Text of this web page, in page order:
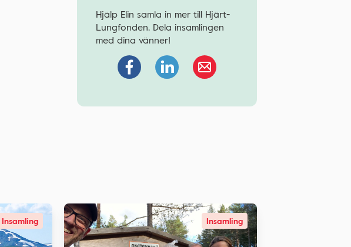
Hjälp Elin samla in mer till Hjärt-
Lungfonden. Dela insamlingen
med dina vänner!
Insamling Insamling